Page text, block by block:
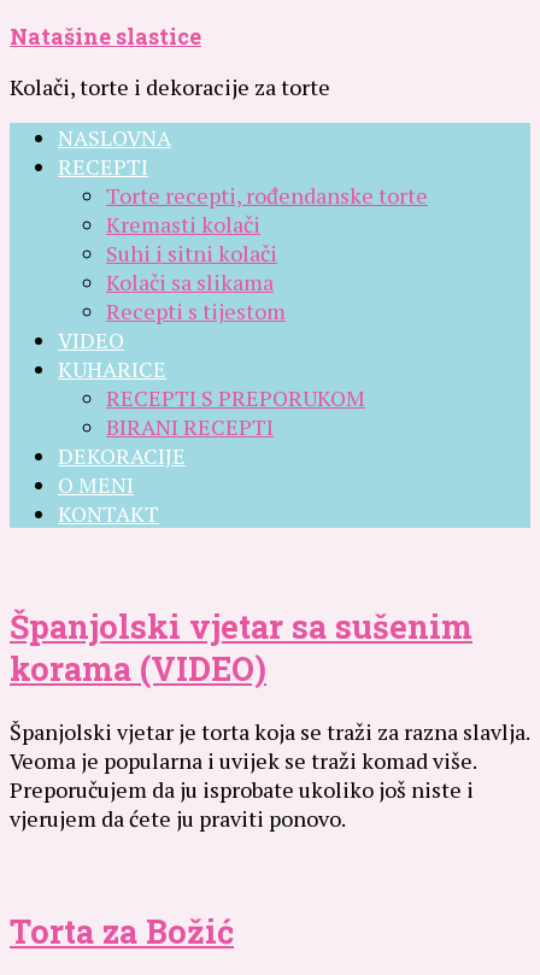
Natašine slastice
Kolači, torte i dekoracije za torte
NASLOVNA
RECEPTI
Torte recepti, rođendanske torte
Kremasti kolači
Suhi i sitni kolači
Kolači sa slikama
Recepti s tijestom
VIDEO
KUHARICE
RECEPTI S PREPORUKOM
BIRANI RECEPTI
DEKORACIJE
O MENI
KONTAKT
Španjolski vjetar sa sušenim
korama (VIDEO)
Španjolski vjetar je torta koja se traži za razna slavlja.
Veoma je popularna i uvijek se traži komad više.
Preporučujem da ju isprobate ukoliko još niste i
vjerujem da ćete ju praviti ponovo.
Torta za Božić